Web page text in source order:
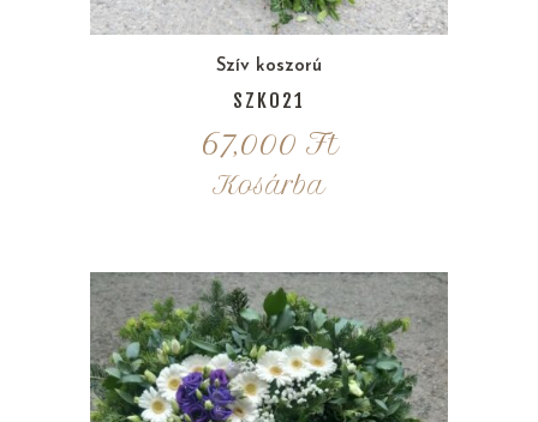
Szív koszorú
SZK021
67,000 Ft
Kosárba